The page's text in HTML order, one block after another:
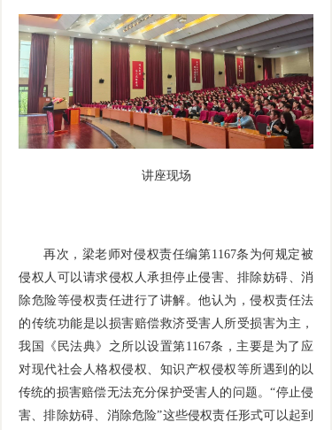
讲座现场
再次，梁老师对侵权责任编第1167条为何规定被
侵权人可以请求侵权人承担停止侵害、排除妨碍、消
除危险等侵权责任进行了讲解。他认为，侵权责任法
的传统功能是以损害赔偿救济受害人所受损害为主，
我国《民法典》之所以设置第1167条，主要是为了应
对现代社会人格权侵权、知识产权侵权等所遇到的以
传统的损害赔偿无法充分保护受害人的问题。“停止侵
害、排除妨碍、消除危险”这些侵权责任形式可以起到